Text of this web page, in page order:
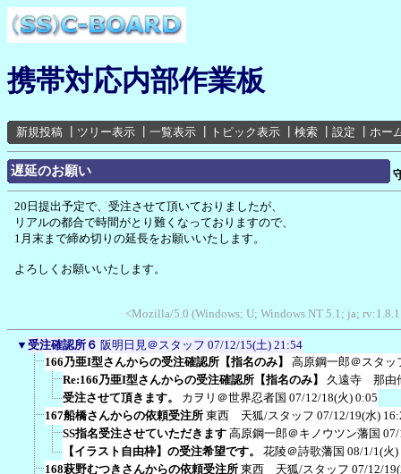
携帯対応内部作業板
新規投稿 ツリー表示 一覧表示 トピック表示 検索 設定 ホー
遅延のお願い
20日提出予定で、受注させて頂いておりましたが、
リアルの都合で時間がとり難くなっておりますので、
1月末まで締め切りの延長をお願いいたします。
よろしくお願いいたします。
<Mozilla/5.0 (Windows; U; Windows NT 5.1; ja;
▼ 受注確認所６ 阪明日見＠スタッフ 07/12/15(土) 21:54
166乃亜I型さんからの受注確認所【指名のみ】
高原鋼一郎＠スタッ
Re:166乃亜I型さんからの受注確認所【指名のみ】
久遠寺 那由
受注させて頂きます。
カヲリ＠世界忍者国 07/12/18(火) 0:05
167船橋さんからの依頼受注所 東西 天狐/スタッフ 07/12/19(水)
SS指名受注させていただきます 高原鋼一郎＠キノウツン藩国
【イラスト自由枠】の受注希望です。
花陵＠詩歌藩国 08/1/1(火)
168萩野むつきさんからの依頼受注所 東西 天狐/スタッフ 07/12/